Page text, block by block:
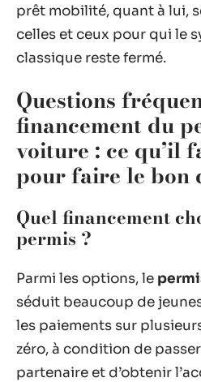
prêt mobilité, quant à lui,
celles et ceux pour qui le
classique reste fermé.
Questions
financement du
voiture : ce qu’il
pour faire le bon
Quel financement
permis ?
Parmi les options, le
séduit beaucoup de
les paiements sur
zéro, à condition de
partenaire et d’obtenir